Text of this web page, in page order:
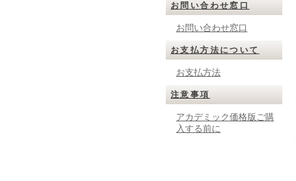
お問い合わせ窓口
お問い合わせ窓口
お支払方法について
お支払方法
注意事項
アカデミック価格版ご購
入する前に